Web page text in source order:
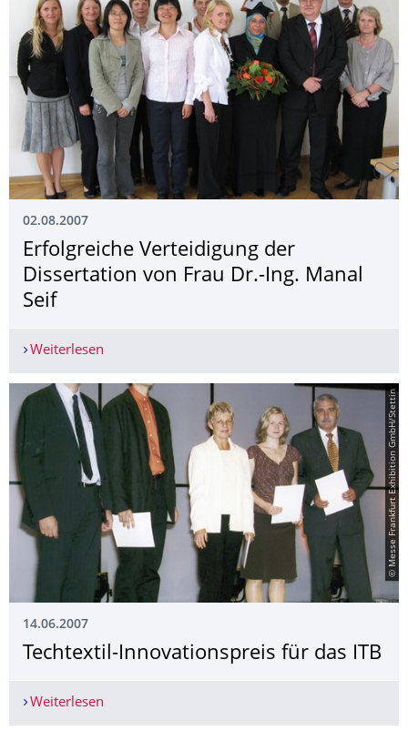
02.08.2007
Erfolgreiche Verteidigung der
Dissertation von Frau Dr.-Ing. Manal
Seif
Weiterlesen
© Messe Frankfurt Exhibition GmbH/Stettin
14.06.2007
Techtextil-Innovationspreis für das ITB
Weiterlesen